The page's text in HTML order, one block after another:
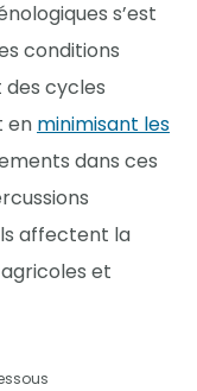
s’est
conditions
cycles
en minimisant les
dans ces
affectent la
et